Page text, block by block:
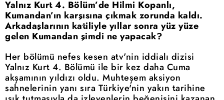
Yalnız Kurt 4. Bölüm’de Hilmi Kopanlı,
Kumandan’ın karşısına çıkmak zorunda kaldı.
Arkadaşlarının katiliyle yıllar sonra yüz yüze
gelen Kumandan şimdi ne yapacak?
Her bölümü nefes kesen atv'nin iddialı dizisi
Yalnız Kurt 4. Bölümü ile bir kez daha Cuma
akşamının yıldızı oldu. Muhteşem aksiyon
sahnelerinin yanı sıra Türkiye'nin yakın tarihine